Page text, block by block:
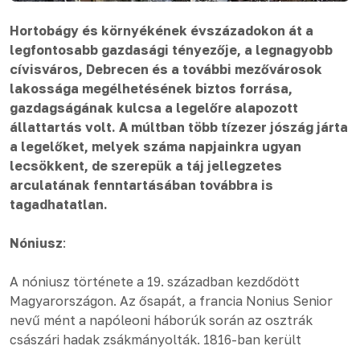
Hortobágy és környékének évszázadokon át a
legfontosabb gazdasági tényezője, a legnagyobb
cívisváros, Debrecen és a további mezővárosok
lakossága megélhetésének biztos forrása,
gazdagságának kulcsa a legelőre alapozott
állattartás volt. A múltban több tízezer jószág járta
a legelőket, melyek száma napjainkra ugyan
lecsökkent, de szerepük a táj jellegzetes
arculatának fenntartásában továbbra is
tagadhatatlan.
Nóniusz:
A nóniusz története a 19. században kezdődött
Magyarországon. Az ősapát, a francia Nonius Senior
nevű mént a napóleoni háborúk során az osztrák
császári hadak zsákmányolták. 1816-ban került